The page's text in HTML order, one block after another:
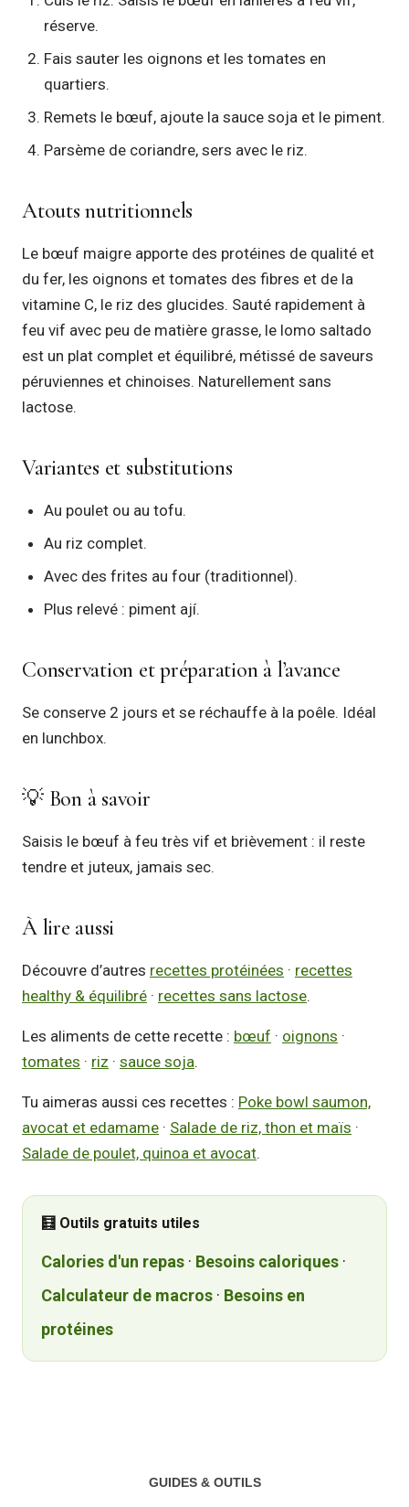
réserve.
Fais sauter les oignons et les tomates en
quartiers.
Remets le bœuf, ajoute la sauce soja et le piment.
Parsème de coriandre, sers avec le riz.
Atouts nutritionnels
Le bœuf maigre apporte des protéines de qualité et
du fer, les oignons et tomates des fibres et de la
vitamine C, le riz des glucides. Sauté rapidement à
feu vif avec peu de matière grasse, le lomo saltado
est un plat complet et équilibré, métissé de saveurs
péruviennes et chinoises. Naturellement sans
lactose.
Variantes et substitutions
Au poulet ou au tofu.
Au riz complet.
Avec des frites au four (traditionnel).
Plus relevé : piment ají.
Conservation et préparation à l’avance
Se conserve 2 jours et se réchauffe à la poêle. Idéal
en lunchbox.
💡 Bon à savoir
Saisis le bœuf à feu très vif et brièvement : il reste
tendre et juteux, jamais sec.
À lire aussi
Découvre d’autres recettes protéinées · recettes
healthy & équilibré · recettes sans lactose.
Les aliments de cette recette : bœuf · oignons ·
tomates · riz · sauce soja.
Tu aimeras aussi ces recettes : Poke bowl saumon,
avocat et edamame · Salade de riz, thon et maïs ·
Salade de poulet, quinoa et avocat.
🧮 Outils gratuits utiles
Calories d'un repas · Besoins caloriques ·
Calculateur de macros · Besoins en
protéines
GUIDES & OUTILS